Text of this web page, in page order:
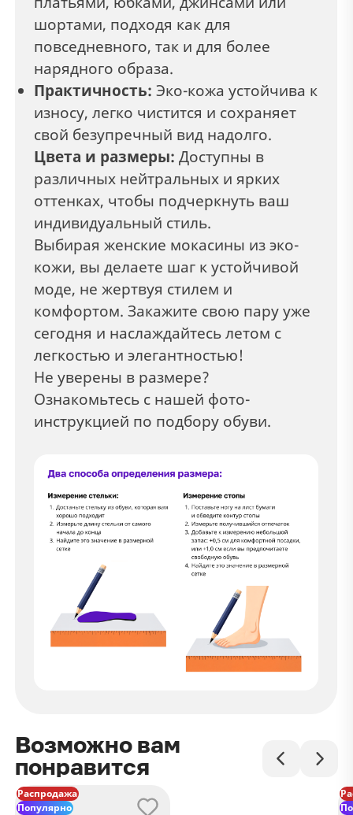
шортами, подходя как для
повседневного, так и для более
нарядного образа.
Практичность: Эко-кожа устойчива к
износу, легко чистится и сохраняет
свой безупречный вид надолго.
Цвета и размеры: Доступны в
различных нейтральных и ярких
оттенках, чтобы подчеркнуть ваш
индивидуальный стиль.
Выбирая женские мокасины из эко-
кожи, вы делаете шаг к устойчивой
моде, не жертвуя стилем и
комфортом. Закажите свою пару уже
сегодня и наслаждайтесь летом с
легкостью и элегантностью!
Не уверены в размере?
Ознакомьтесь с нашей фото-
инструкцией по подбору обуви.
Возможно вам
понравится
Распродажа
Популярно